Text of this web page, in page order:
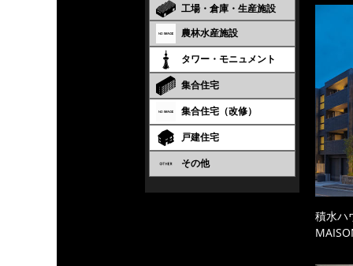
工場・倉庫・生産施設
農林水産施設
タワー・モニュメント
集合住宅
集合住宅（改修）
戸建住宅
その他
積水